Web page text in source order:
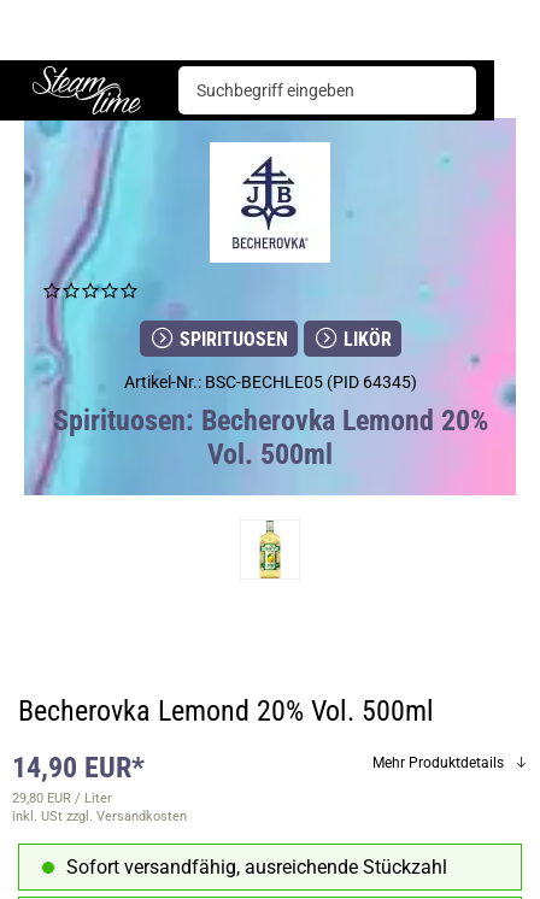
Steam time
Spirituosen Becherovka Lemond 20% Vol. 500ml
SPIRITUOSEN LIKÖR
Artikel-Nr.: BSC-BECHLE05 (PID 64345)
Spirituosen: Becherovka Lemond 20%
Vol. 500ml
Becherovka Lemond 20% Vol. 500ml
14,90 EUR*
29,80 EUR / Liter
inkl. USt zzgl. Versandkosten
Mehr Produktdetails
Sofort versandfähig, ausreichende Stückzahl